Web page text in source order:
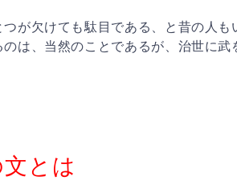
が欠けても駄目である、と昔の人も
は、当然のことであるが、治世に武
とは